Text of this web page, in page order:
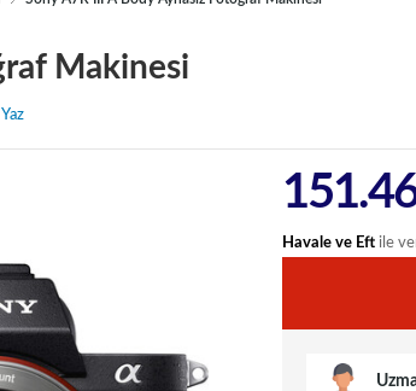
Makinesi
Havale ve Eft ile